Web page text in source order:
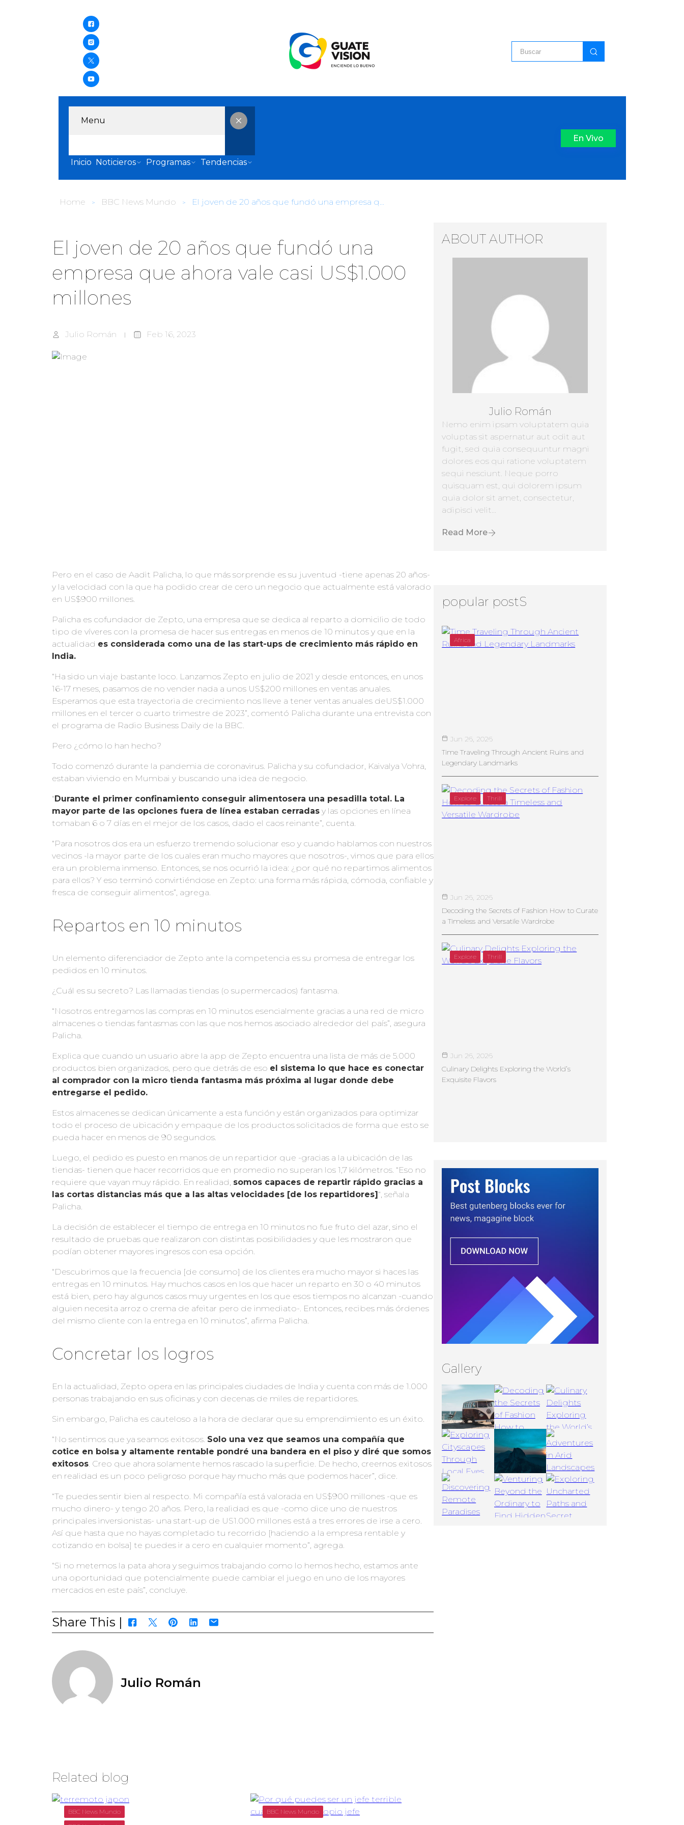
Menu
Inicio Noticieros Programas Tendencias
En Vivo
Home BBC News Mundo El joven de 20 años que fundó una empresa que ahora vale casi US$1.000 millones
El joven de 20 años que fundó una
empresa que ahora vale casi US$1.000
millones
Julio Román Feb 16, 2023
Pero en el caso de Aadit Palicha, lo que más sorprende es su juventud -tiene apenas 20 años-
y la velocidad con la que ha podido crear de cero un negocio que actualmente está valorado
en US$900 millones.
Palicha es cofundador de Zepto, una empresa que se dedica al reparto a domicilio de todo
tipo de víveres con la promesa de hacer sus entregas en menos de 10 minutos y que en la
actualidad es considerada como una de las start-ups de crecimiento más rápido en
India.
“Ha sido un viaje bastante loco. Lanzamos Zepto en julio de 2021 y desde entonces, en unos
16-17 meses, pasamos de no vender nada a unos US$200 millones en ventas anuales.
Esperamos que esta trayectoria de crecimiento nos lleve a tener ventas anuales deUS$1.000
millones en el tercer o cuarto trimestre de 2023”, comentó Palicha durante una entrevista con
el programa de Radio Business Daily de la BBC.
Pero ¿cómo lo han hecho?
Todo comenzó durante la pandemia de coronavirus. Palicha y su cofundador, Kaivalya Vohra,
estaban viviendo en Mumbai y buscando una idea de negocio.
“Durante el primer confinamiento conseguir alimentosera una pesadilla total. La
mayor parte de las opciones fuera de línea estaban cerradas y las opciones en línea
tomaban 6 o 7 días en el mejor de los casos, dado el caos reinante”, cuenta.
“Para nosotros dos era un esfuerzo tremendo solucionar eso y cuando hablamos con nuestros
vecinos -la mayor parte de los cuales eran mucho mayores que nosotros-, vimos que para ellos
era un problema inmenso. Entonces, se nos ocurrió la idea: ¿por qué no repartimos alimentos
para ellos? Y eso terminó convirtiéndose en Zepto: una forma más rápida, cómoda, confiable y
fresca de conseguir alimentos”, agrega.
Repartos en 10 minutos
Un elemento diferenciador de Zepto ante la competencia es su promesa de entregar los
pedidos en 10 minutos.
¿Cuál es su secreto? Las llamadas tiendas (o supermercados) fantasma.
“Nosotros entregamos las compras en 10 minutos esencialmente gracias a una red de micro
almacenes o tiendas fantasmas con las que nos hemos asociado alrededor del país”, asegura
Palicha.
Explica que cuando un usuario abre la app de Zepto encuentra una lista de más de 5.000
productos bien organizados, pero que detrás de eso el sistema lo que hace es conectar
al comprador con la micro tienda fantasma más próxima al lugar donde debe
entregarse el pedido.
Estos almacenes se dedican únicamente a esta función y están organizados para optimizar
todo el proceso de ubicación y empaque de los productos solicitados de forma que esto se
pueda hacer en menos de 90 segundos.
Luego, el pedido es puesto en manos de un repartidor que -gracias a la ubicación de las
tiendas- tienen que hacer recorridos que en promedio no superan los 1,7 kilómetros. “Eso no
requiere que vayan muy rápido. En realidad, somos capaces de repartir rápido gracias a
las cortas distancias más que a las altas velocidades [de los repartidores]“, señala
Palicha.
La decisión de establecer el tiempo de entrega en 10 minutos no fue fruto del azar, sino el
resultado de pruebas que realizaron con distintas posibilidades y que les mostraron que
podían obtener mayores ingresos con esa opción.
“Descubrimos que la frecuencia [de consumo] de los clientes era mucho mayor si haces las
entregas en 10 minutos. Hay muchos casos en los que hacer un reparto en 30 o 40 minutos
está bien, pero hay algunos casos muy urgentes en los que esos tiempos no alcanzan -cuando
alguien necesita arroz o crema de afeitar pero de inmediato-. Entonces, recibes más órdenes
del mismo cliente con la entrega en 10 minutos”, afirma Palicha.
Concretar los logros
En la actualidad, Zepto opera en las principales ciudades de India y cuenta con más de 1.000
personas trabajando en sus oficinas y con decenas de miles de repartidores.
Sin embargo, Palicha es cauteloso a la hora de declarar que su emprendimiento es un éxito.
“No sentimos que ya seamos exitosos. Solo una vez que seamos una compañía que
cotice en bolsa y altamente rentable pondré una bandera en el piso y diré que somos
exitosos. Creo que ahora solamente hemos rascado la superficie. De hecho, creernos exitosos
en realidad es un poco peligroso porque hay mucho más que podemos hacer”, dice.
“Te puedes sentir bien al respecto. Mi compañía está valorada en US$900 millones -que es
mucho dinero- y tengo 20 años. Pero, la realidad es que -como dice uno de nuestros
principales inversionistas- una start-up de US1.000 millones está a tres errores de irse a cero.
Así que hasta que no hayas completado tu recorrido [haciendo a la empresa rentable y
cotizando en bolsa] te puedes ir a cero en cualquier momento”, agrega.
“Si no metemos la pata ahora y seguimos trabajando como lo hemos hecho, estamos ante
una oportunidad que potencialmente puede cambiar el juego en uno de los mayores
mercados en este país”, concluye.
Share This |
Julio Román
Related blog
BBC News Mundo
BBC News Mundo
ABOUT AUTHOR
Julio Román
Nemo enim ipsam voluptatem quia
voluptas sit aspernatur aut odit aut
fugit, sed quia consequuntur magni
dolores eos qui ratione voluptatem
sequi nesciunt. Neque porro
quisquam est, qui dolorem ipsum
quia dolor sit amet, consectetur,
adipisci velit...
Read More
popular postS
Africa
Jun 26, 2026
Time Traveling Through Ancient Ruins and
Legendary Landmarks
Explore Thrill
Jun 26, 2026
Decoding the Secrets of Fashion How to Curate
a Timeless and Versatile Wardrobe
Explore Thrill
Jun 26, 2026
Culinary Delights Exploring the World’s
Exquisite Flavors
Gallery